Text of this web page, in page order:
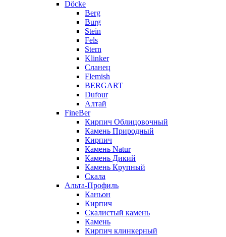
Döcke
Berg
Burg
Stein
Fels
Stern
Klinker
Сланец
Flemish
BERGART
Dufour
Алтай
FineBer
Кирпич Облицовочный
Камень Природный
Кирпич
Камень Natur
Камень Дикий
Камень Крупный
Скала
Альта-Профиль
Каньон
Кирпич
Скалистый камень
Камень
Кирпич клинкерный